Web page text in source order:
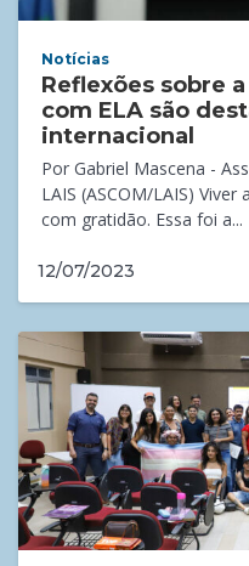
Notícias
Reflexões sobre
com ELA são
internacional
Por Gabriel Mascena -
LAIS (ASCOM/LAIS)
com gratidão. Essa foi a...
12/07/2023